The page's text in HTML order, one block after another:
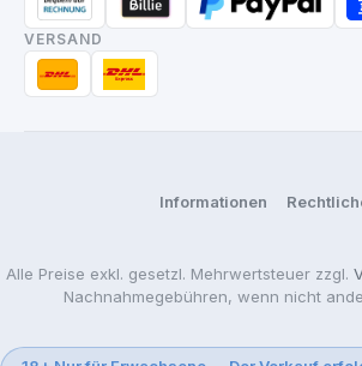
VERSAND
Informationen
Alle Preise exkl. gesetzl. Mehrwertsteuer zzgl.
Nachnahmegebühren, wenn nicht